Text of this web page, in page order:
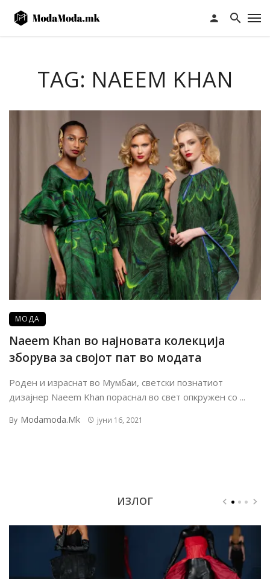
TAG: NAEEM KHAN
МОДА
Naeem Khan во најновата колекција
зборува за својот пат во модата
Роден и израснат во Мумбаи, светски познатиот
дизајнер Naeem Khan пораснал во свет опкружен со ...
By Modamoda.mk јуни 16, 2021
ИЗЛОГ